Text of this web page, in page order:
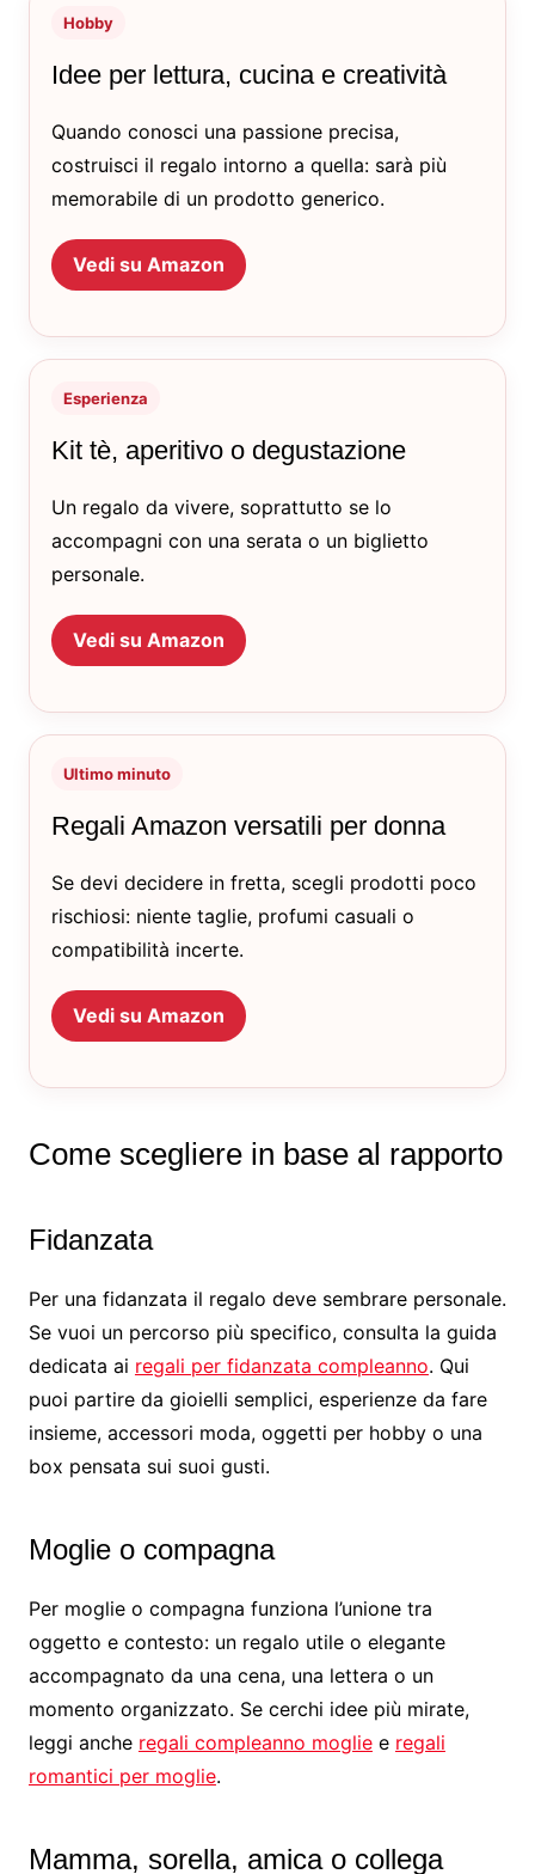
Hobby
Idee per lettura, cucina e creatività
Quando conosci una passione precisa,
costruisci il regalo intorno a quella: sarà più
memorabile di un prodotto generico.
Vedi su Amazon
Esperienza
Kit tè, aperitivo o degustazione
Un regalo da vivere, soprattutto se lo
accompagni con una serata o un biglietto
personale.
Vedi su Amazon
Ultimo minuto
Regali Amazon versatili per donna
Se devi decidere in fretta, scegli prodotti poco
rischiosi: niente taglie, profumi casuali o
compatibilità incerte.
Vedi su Amazon
Come scegliere in base al rapporto
Fidanzata
Per una fidanzata il regalo deve sembrare personale.
Se vuoi un percorso più specifico, consulta la guida
dedicata ai regali per fidanzata compleanno. Qui
puoi partire da gioielli semplici, esperienze da fare
insieme, accessori moda, oggetti per hobby o una
box pensata sui suoi gusti.
Moglie o compagna
Per moglie o compagna funziona l’unione tra
oggetto e contesto: un regalo utile o elegante
accompagnato da una cena, una lettera o un
momento organizzato. Se cerchi idee più mirate,
leggi anche regali compleanno mogliee regali
romantici per moglie.
Mamma, sorella, amica o collega